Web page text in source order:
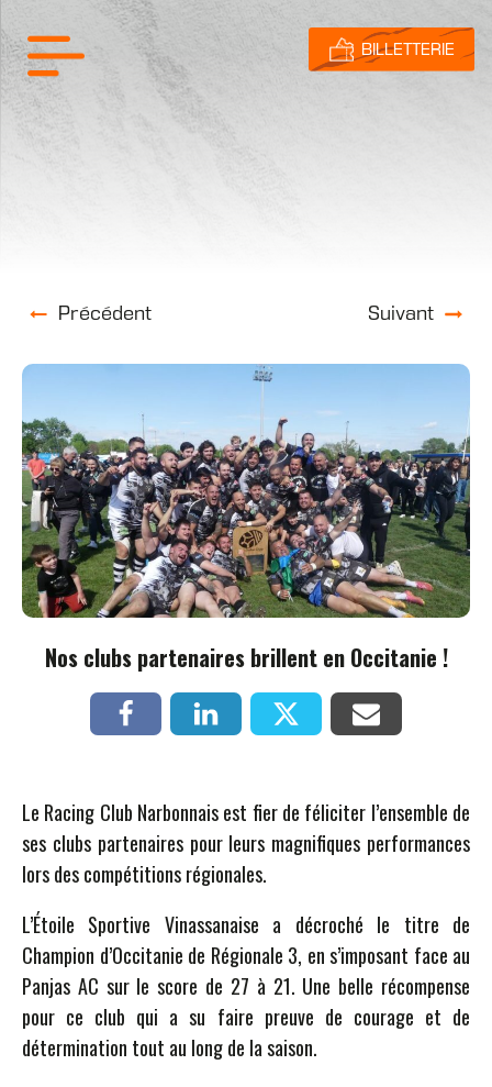
Précédent Suivant
Nos clubs partenaires brillent en Occitanie !
Le Racing Club Narbonnais est fier de féliciter l’ensemble de
ses clubs partenaires pour leurs magnifiques performances
lors des compétitions régionales.
L’Étoile Sportive Vinassanaise a décroché le titre de
Champion d’Occitanie de Régionale 3, en s’imposant face au
Panjas AC sur le score de 27 à 21. Une belle récompense
pour ce club qui a su faire preuve de courage et de
détermination tout au long de la saison.
BILLETTERIE